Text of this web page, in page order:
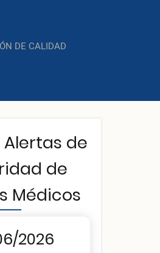
DE CALIDAD
de
de
Médicos
2026